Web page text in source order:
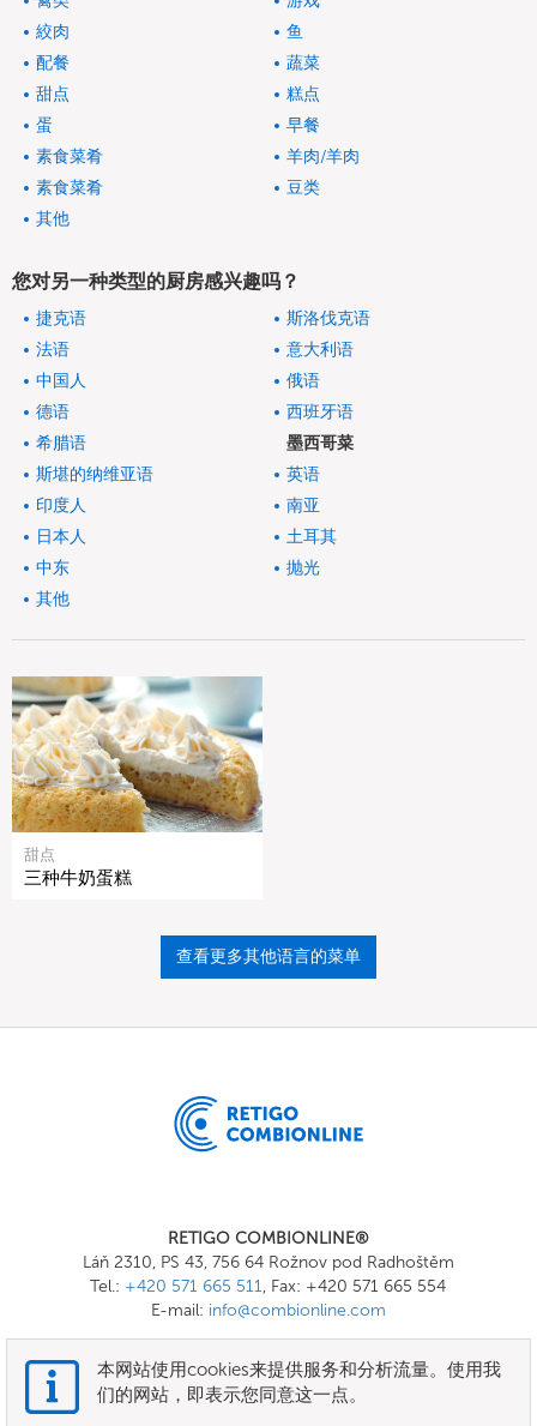
絞肉
鱼
配餐
蔬菜
甜点
糕点
蛋
早餐
素食菜肴
羊肉/羊肉
素食菜肴
豆类
其他
您对另一种类型的厨房感兴趣吗？
捷克语
斯洛伐克语
法语
意大利语
中国人
俄语
德语
西班牙语
希腊语
墨西哥菜
斯堪的纳维亚语
英语
印度人
南亚
日本人
土耳其
中东
抛光
其他
甜点
三种牛奶蛋糕
查看更多其他语言的菜单
RETIGO COMBIONLINE®
Láň 2310, PS 43, 756 64 Rožnov pod Radhoštěm
Tel.: +420 571 665 511, Fax: +420 571 665 554
E-mail: info@combionline.com
OnlineMenu
本网站使用cookies来提供服务和分析流量。使用我
们的网站，即表示您同意这一点。